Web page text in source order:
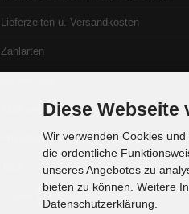
Lieferzeiten u. Versandkosten
Zahlarten
AGB und Widerrufsrecht
Privatsphäre und Datenschutz
Diese Webseite
Wir verwenden Cookies
die ordentliche
unseres Angebotes zu
bieten zu können. Weitere
Datenschutzerklärung.